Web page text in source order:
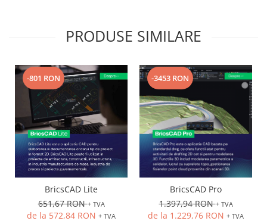
PRODUSE SIMILARE
-801 RON
BricsCAD Lite
651,67 RON+ TVA
de la 572,84 RON + TVA
-3453 RON
BricsCAD Pro
1.397,94 RON+ TVA
de la 1.229,76 RON + TVA